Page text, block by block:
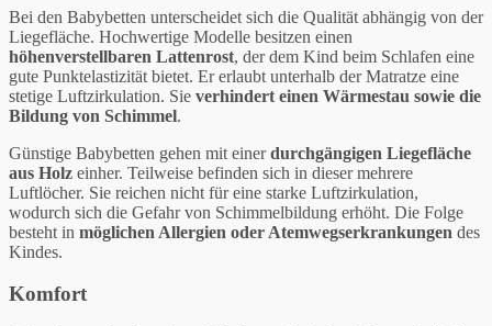
Bei den Babybetten unterscheidet sich die Qualität abhängig von der
Liegefläche. Hochwertige Modelle besitzen einen
höhenverstellbaren Lattenrost, der dem Kind beim Schlafen eine
gute Punktelastizität bietet. Er erlaubt unterhalb der Matratze eine
stetige Luftzirkulation. Sie verhindert einen Wärmestau sowie die
Bildung von Schimmel.
Günstige Babybetten gehen mit einerdurchgängigen Liegefläche
aus Holz einher. Teilweise befinden sich in dieser mehrere
Luftlöcher. Sie reichen nicht für eine starke Luftzirkulation,
wodurch sich die Gefahr von Schimmelbildung erhöht. Die Folge
besteht in möglichen Allergien oder Atemwegserkrankungen des
Kindes.
Komfort